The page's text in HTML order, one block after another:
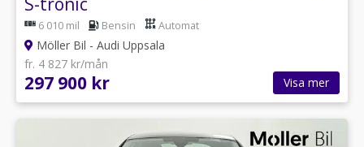
6 010 mil Bensin Automat
Möller Bil - Audi Uppsala
fr. 4 827 kr/mån
297 900 kr Visa mer